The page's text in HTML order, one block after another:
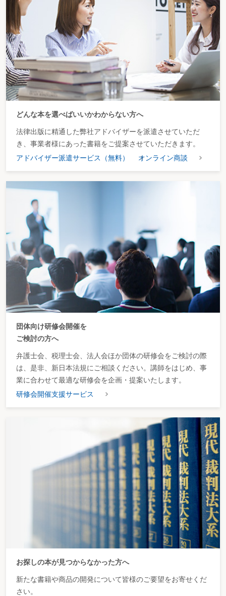
ビニールハウスは産業廃棄物か
ワックス剥離剤汚水は産業廃棄物か
廃クーラント液や油の付着した軍手は産業廃棄物のどの種類か
プラスチック繊維を使用した制服を廃棄するとき、産業廃棄物のどの種類で廃
棄するべきか
畜産廃棄物はどのように廃棄するべきか
家畜伝染病に感染、あるいは感染したおそれのある野生動物の処分は
住宅用太陽光発電設備はどのように廃棄すべきか
元請業者が破産し、建設廃棄物が現場に放置されているとき、誰が排出事業者
となるか
いわゆる脱水ケーキは産業廃棄物か
（排出事業者）
産業廃棄物処理業許可証の確認のポイントは
産業廃棄物の運搬等に関する委託基準に従うことができなかったら
排出事業者が果たすべき責務は
有害物質や汚水・廃液を排出する特定施設を設置する者の責任は
耐火れんがを「れんがくず」の一部として投棄し続けたら
「下取り行為」をした場合、販売事業者が排出事業者となるのか
設備のメンテナンス時に発生した廃棄物は誰が排出事業者となるのか
清掃業者が清掃を行った後に発生した廃棄物は誰が排出事業者となるのか
倉庫に保管している製品を廃棄する場合、誰が排出事業者となるのか
収集運搬費と相殺ゼロの場合は産業廃棄物に該当するか
同一敷地内に複数の企業がある場合、グループごとに産業廃棄物処理計画を提
出しなければならないか
産業廃棄物処理業者がした違法行為について排出事業者も責任を負うのか
産業廃棄物処理業者がした違法行為について排出事業者はどのような責任を負
産業廃棄物処理業者から処理困難通知を受けた場合、排出事業者はどうしなけ
ればならないか
処理を委託した産業廃棄物に異物が混入していたら
廃棄物処理の委託に係る情報提供の仕方は
廃棄物情報の信頼性を高めるには
同一の場所から搬出される廃棄物に排出者が二者以上いる場合の排出者の責任
産業廃棄物を処分業者へ排出する際、立ち会わなければならないか
建設元請業者が産業廃棄物処理業者に委託せずに、協力会社が産業廃棄物を運
委託した産業廃棄物処理業者が無許可業者に再委託した場合の排出事業者の責
任は
中間処理業者とそれを再委託した業者が無許可であった場合、排出事業者も責
産業廃棄物を有価物に加工する場合の処理は許可のない業者に委託しても問題
産業廃棄物を自ら処分する排出事業者が帳簿の保存を怠ったら
産業廃棄物を自ら処分する排出事業者が処理責任者を設置しなかったら
産業廃棄物の分析証明を怠った場合は
産業廃棄物に分類される試薬を、少量であることを理由に産業廃棄物として処
最終処分場が閉鎖された後に掘削工事が行われる場合、工事に伴って生ずる廃
埋立処分実施者が排出事業者に建設混合廃棄物の分別を指導することは可能か
排出事業者が地盤の低い土地に産業廃棄物を投入する行為は埋立処分にあたる
協力会社が残材を持ち帰ったら
コンビニの排出物の処理
廃せき柱の適正処理とは
どんな本を選べばいいかわからない方へ
法律出版に精通した弊社アドバイザーを派遣させていただ
き、事業者様にあった書籍をご提案させていただきます。
アドバイザー派遣サービス（無料）
オンライン商談
団体向け研修会開催を
ご検討の方へ
弁護士会、税理士会、法人会ほか団体の研修会をご検討の際
は、是非、新日本法規にご相談ください。講師をはじめ、事
業に合わせて最適な研修会を企画・提案いたします。
研修会開催支援サービス
お探しの本が見つからなかった方へ
新たな書籍や商品の開発について皆様のご要望をお寄せくだ
さい。